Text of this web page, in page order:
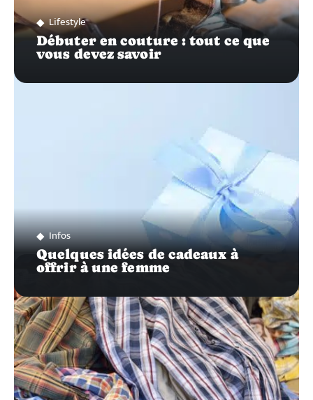
Lifestyle
Débuter en couture : tout ce que
vous devez savoir
Infos
Quelques idées de cadeaux à
offrir à une femme